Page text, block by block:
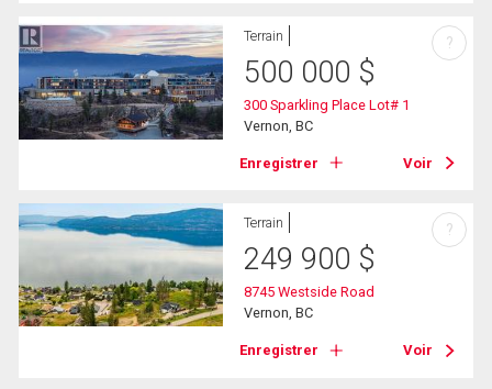
Terrain
500 000 $
300 Sparkling Place Lot# 1
Vernon, BC
Enregistrer Voir
?
Terrain
249 900 $
8745 Westside Road
Vernon, BC
Enregistrer Voir
?